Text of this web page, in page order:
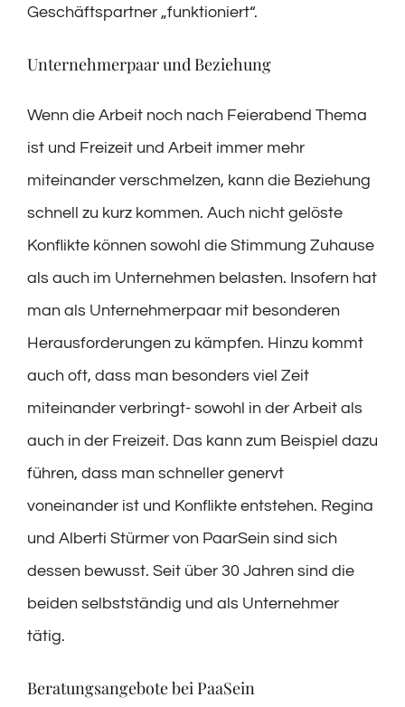
Geschäftspartner „funktioniert“.
Unternehmerpaar und Beziehung
Wenn die Arbeit noch nach Feierabend Thema
ist und Freizeit und Arbeit immer mehr
miteinander verschmelzen, kann die Beziehung
schnell zu kurz kommen. Auch nicht gelöste
Konflikte können sowohl die Stimmung Zuhause
als auch im Unternehmen belasten. Insofern hat
man als Unternehmerpaar mit besonderen
Herausforderungen zu kämpfen. Hinzu kommt
auch oft, dass man besonders viel Zeit
miteinander verbringt- sowohl in der Arbeit als
auch in der Freizeit. Das kann zum Beispiel dazu
führen, dass man schneller genervt
voneinander ist und Konflikte entstehen. Regina
und Alberti Stürmer von PaarSein sind sich
dessen bewusst. Seit über 30 Jahren sind die
beiden selbstständig und als Unternehmer
tätig.
Beratungsangebote bei PaaSein